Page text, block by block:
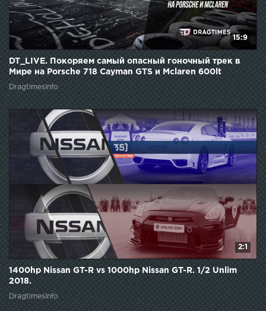
15:9
DT_LIVE. Покоряем самый опасный гоночный трек в
Мире на Porsche 718 Cayman GTS и Mclaren 600lt
DragtimesInfo
2:1
1400hp Nissan GT-R vs 1000hp Nissan GT-R. 1/2 Unlim
2018.
DragtimesInfo